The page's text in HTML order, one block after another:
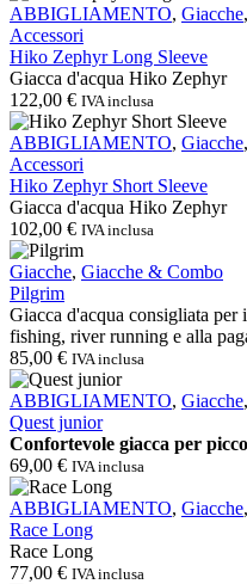
Hiko
Zephyr
Long
Sleeve
ABBIGLIAMENTO, Giacche,
Accessori
Hiko Zephyr Long Sleeve
Giacca d'acqua Hiko Zephyr
122,00 € IVA inclusa
Hiko
Zephyr
Short
Sleeve
ABBIGLIAMENTO, Giacche,
Accessori
Hiko Zephyr Short Sleeve
Giacca d'acqua Hiko Zephyr
102,00 € IVA inclusa
Pilgrim
Giacche, Giacche & Combo
Pilgrim
Giacca d'acqua consigliata
fishing, river running e alla
85,00 € IVA inclusa
Quest
junior
ABBIGLIAMENTO, Giacche,
Quest junior
Confortevole giacca per
69,00 € IVA inclusa
Race
Long
ABBIGLIAMENTO, Giacche,
Race Long
Race Long
77,00 € IVA inclusa